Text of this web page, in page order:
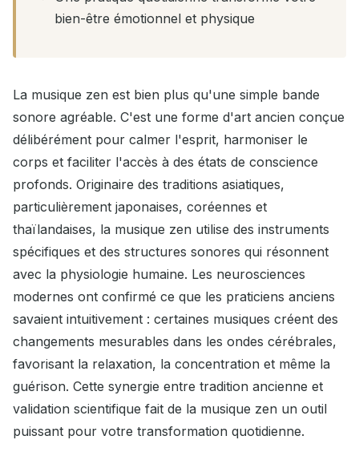
bien-être émotionnel et physique
La musique zen est bien plus qu'une simple bande
sonore agréable. C'est une forme d'art ancien conçue
délibérément pour calmer l'esprit, harmoniser le
corps et faciliter l'accès à des états de conscience
profonds. Originaire des traditions asiatiques,
particulièrement japonaises, coréennes et
thaïlandaises, la musique zen utilise des instruments
spécifiques et des structures sonores qui résonnent
avec la physiologie humaine. Les neurosciences
modernes ont confirmé ce que les praticiens anciens
savaient intuitivement : certaines musiques créent des
changements mesurables dans les ondes cérébrales,
favorisant la relaxation, la concentration et même la
guérison. Cette synergie entre tradition ancienne et
validation scientifique fait de la musique zen un outil
puissant pour votre transformation quotidienne.